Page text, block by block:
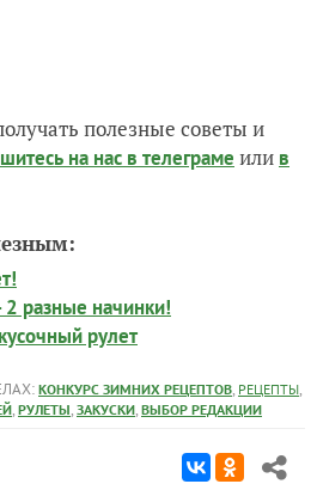
полезные советы и
на нас в телеграме или в
2 разные начинки!
рулет
КОНКУРС ЗИМНИХ РЕЦЕПТОВ, РЕЦЕПТЫ,
, РУЛЕТЫ, ЗАКУСКИ, ВЫБОР РЕДАКЦИИ